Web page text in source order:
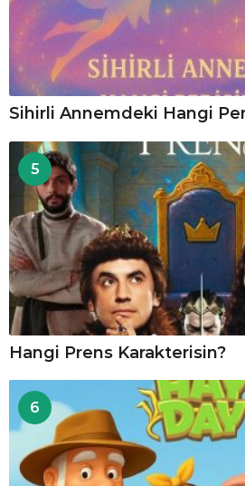
Sihirli Annemdeki Hangi
5
Hangi Prens Karakterisin?
6